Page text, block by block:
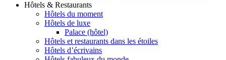
Hôtels & Restaurants
Hôtels du moment
Hôtels de luxe
Palace (hôtel)
Hôtels et restaurants dans les étoiles
Hôtels d’écrivains